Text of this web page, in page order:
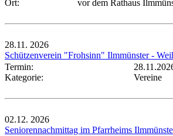
Ort:
vor dem Rathaus
28.11. 2026
Schützenverein "Frohsinn" Ilmmünster -
Termin:
Kategorie:
Vereine
02.12. 2026
Seniorennachmittag im Pfarrheims